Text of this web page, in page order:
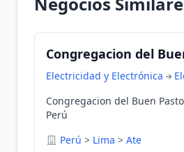
Congregacion del
Electricidad y Electrónica
Congregacion del Buen
Perú
Perú > Lima > Ate